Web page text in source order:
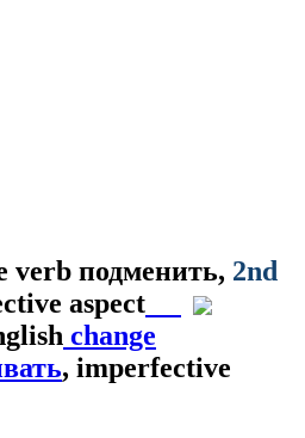
verb подменить, 2nd
aspect
change
, imperfective